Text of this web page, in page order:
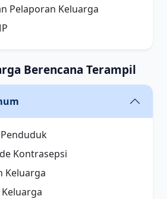
Pelaporan Keluarga
Berencana Terampil
Kontrasepsi
Keluarga